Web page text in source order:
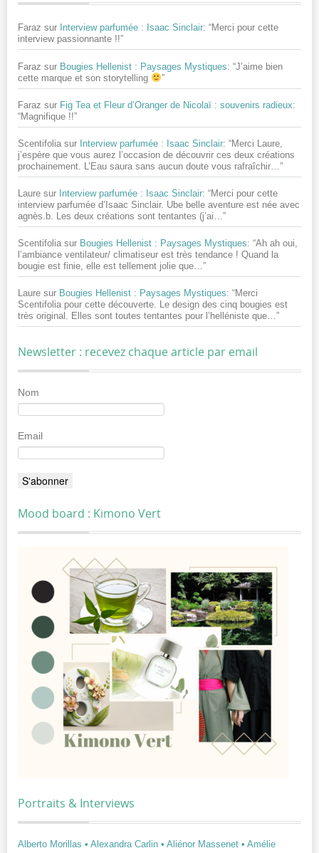
Faraz sur Interview parfumée : Isaac Sinclair: “Merci pour cette
interview passionnante !!”
Faraz sur Bougies Hellenist : Paysages Mystiques: “J’aime bien
cette marque et son storytelling
”
Faraz sur Fig Tea et Fleur d’Oranger de Nicolaï : souvenirs radieux:
“Magnifique !!”
Scentifolia sur Interview parfumée : Isaac Sinclair: “Merci Laure,
j’espère que vous aurez l’occasion de découvrir ces deux créations
prochainement. L’Eau saura sans aucun doute vous rafraîchir… ”
Laure sur Interview parfumée : Isaac Sinclair: “Merci pour cette
interview parfumée d’Isaac Sinclair. Ube belle aventure est née avec
agnès.b. Les deux créations sont tentantes (j’ai… ”
Scentifolia sur Bougies Hellenist : Paysages Mystiques: “Ah ah oui,
l’ambiance ventilateur/ climatiseur est très tendance ! Quand la
bougie est finie, elle est tellement jolie que… ”
Laure sur Bougies Hellenist : Paysages Mystiques: “Merci
Scentifolia pour cette découverte. Le design des cinq bougies est
très original. Elles sont toutes tentantes pour l’helléniste que…”
Newsletter : recevez chaque article par email
Nom
Email
Mood board : Kimono Vert
Portraits & Interviews
Alberto Morillas • Alexandra Carlin • Aliénor Massenet • Amélie